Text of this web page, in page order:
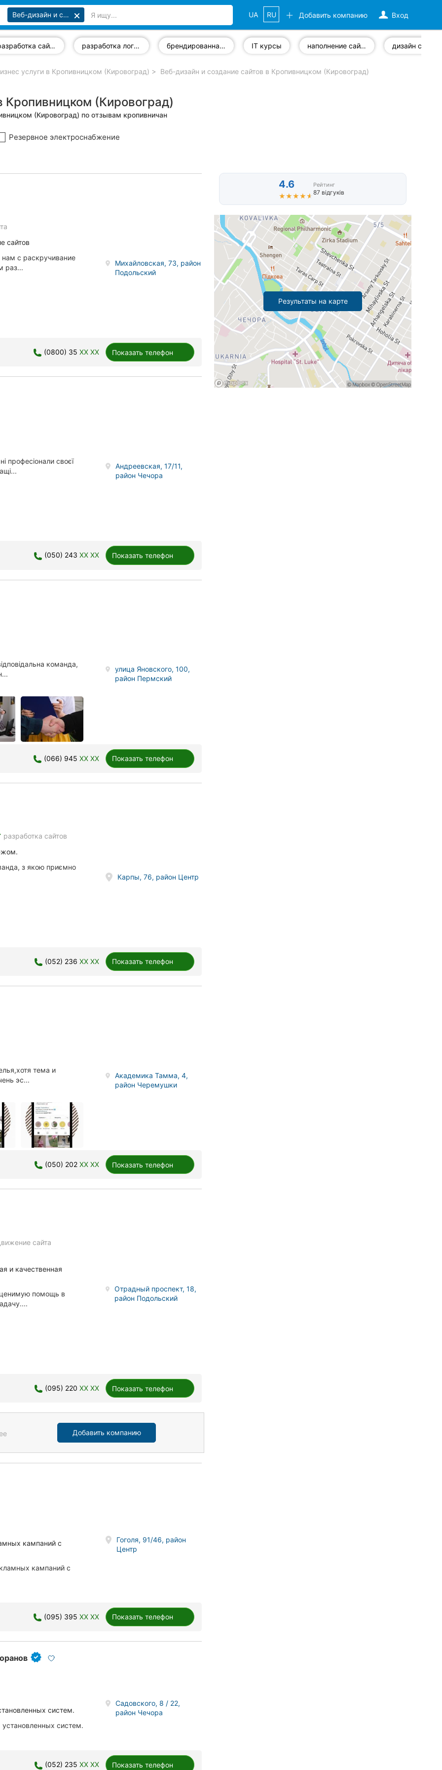
Вход
Добавить компанию
UA RU
Веб-дизайн и создание сайтов
разработка сайтов разработка логотипов брендированная продукция IT курсы наполнение сайтов дизайн сайта
услуги в Кропивницком (Кировоград) Веб-дизайн и создание сайтов в Кропивницком (Кировоград)
Кропивницком (Кировоград)
(Кировоград) по отзывам кропивничан
Резервное электроснабжение
сайтов
с раскручивание
раз...
Михайловская, 73, район
Подольский
(0800) 35 XX XX Показать телефон
професіонали своєї
Андреевская, 17/11,
район Чечора
(050) 243 XX XX Показать телефон
команда,
улица Яновского, 100,
район Пермский
(066) 945 XX XX Показать телефон
разработка сайтов
з якою приємно
Карпы, 76, район Центр
(052) 236 XX XX Показать телефон
тема и
эс...
Академика Тамма, 4,
район Черемушки
(050) 202 XX XX Показать телефон
сайта
и качественная
помощь в
Отрадный проспект, 18,
район Подольский
(095) 220 XX XX Показать телефон
Добавить компанию
кампаний с
кампаний с
Гоголя, 91/46, район
Центр
(095) 395 XX XX Показать телефон
систем.
систем.
Садовского, 8 / 22,
район Чечора
(052) 235 XX XX Показать телефон
4.6
★★★★★
★★★★★
Рейтинг
87 відгуків
Результаты на карте